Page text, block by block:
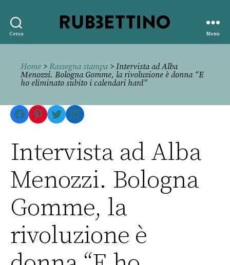
Cerca
editore
Menu
Home > Rassegna stampa> Intervista ad Alba
Menozzi. Bologna Gomme, la rivoluzione è donna “E
ho eliminato subito i calendari hard”
Facebook
Pinterest
TwitterLinkedIn
Intervista ad Alba
Menozzi. Bologna
Gomme, la
rivoluzione è